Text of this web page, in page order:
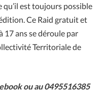
qu’il est toujours possible
Ce Raid gratuit et
17 ans se déroule par
Territoriale de
ou au 0495516385